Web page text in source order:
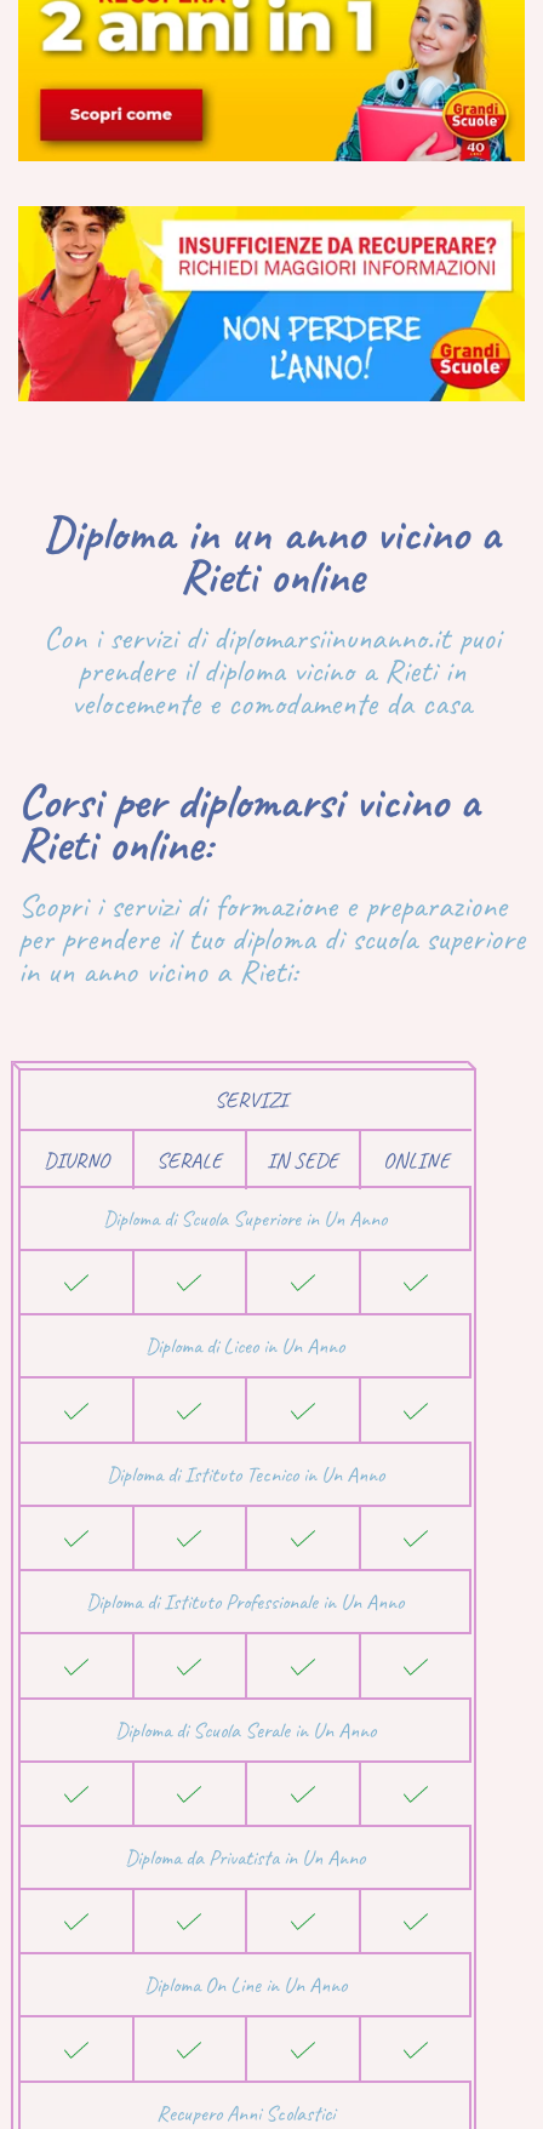
Diploma in un anno vicino a
Rieti online
Con i servizi di diplomarsiinunanno.it puoi
prendere il diploma vicino a Rieti in
velocemente e comodamente da casa
Corsi per diplomarsi vicino a
Rieti online:
Scopri i servizi di formazione e preparazione
per prendere il tuo diploma di scuola superiore
in un anno vicino a Rieti:
SERVIZI
DIURNO SERALE IN SEDE ONLINE
Diploma di Scuola Superiore in Un Anno
Diploma di Liceo in Un Anno
Diploma di Istituto Tecnico in Un Anno
Diploma di Istituto Professionale in Un Anno
Diploma di Scuola Serale in Un Anno
Diploma da Privatista in Un Anno
Diploma On Line in Un Anno
Recupero Anni Scolastici